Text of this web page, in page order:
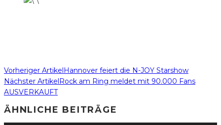
Vorheriger ArtikelHannover feiert die N-JOY Starshow
Nächster ArtikelRock am Ring meldet mit 90.000 Fans
AUSVERKAUFT
ÄHNLICHE BEITRÄGE